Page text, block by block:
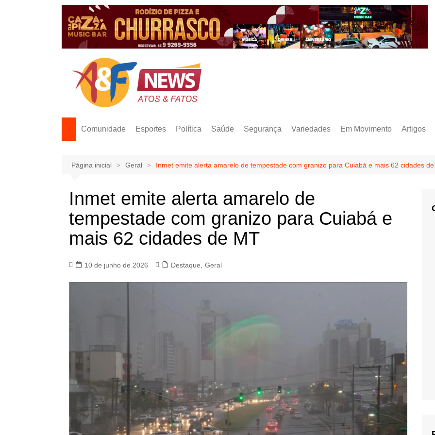
Comunidade Esportes Política Saúde Segurança Variedades Em Movimento Artigos
Página inicial Geral Inmet emite alerta amarelo de tempestade com granizo para Cuiabá e mais 62 cidades
Inmet emite alerta amarelo de
tempestade com granizo para Cuiabá e
mais 62 cidades de MT
10 de junho de 2026 Destaque Geral